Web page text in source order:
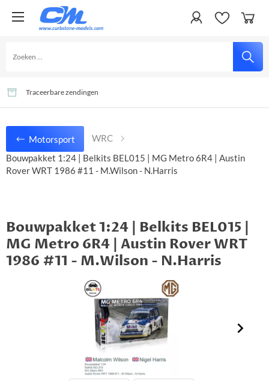
Gemakkelijk en veilig betalen
Veel artikelen uit voorraad leverbaar
Traceerbare zendingen
Motorsport
WRC
Bouwpakket 1:24 | Belkits BEL015 | MG Metro 6R4 | Austin
Rover WRT 1986 #11 - M.Wilson - N.Harris
Bouwpakket 1:24 | Belkits BEL015 |
MG Metro 6R4 | Austin Rover WRT
1986 #11 - M.Wilson - N.Harris